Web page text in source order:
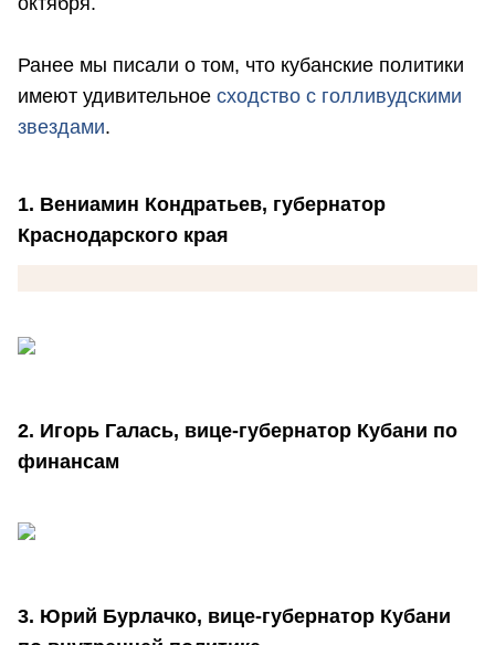
Ранее мы писали о том, что кубанские политики
имеют удивительное сходство с голливудскими
звездами.
1. Вениамин Кондратьев, губернатор
Краснодарского края
2. Игорь Галась, вице-губернатор Кубани по
финансам
3. Юрий Бурлачко, вице-губернатор Кубани